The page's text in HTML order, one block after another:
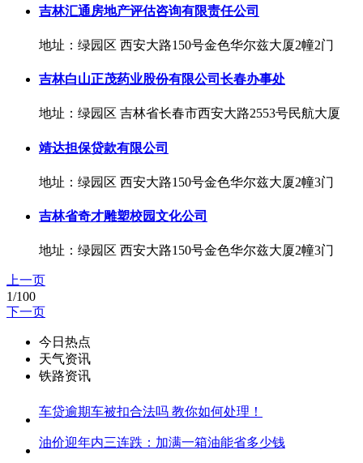
吉林汇通房地产评估咨询有限责任公司
地址：绿园区 西安大路150号金色华尔兹大厦2幢2门
吉林白山正茂药业股份有限公司长春办事处
地址：绿园区 吉林省长春市西安大路2553号民航大厦
靖达担保贷款有限公司
地址：绿园区 西安大路150号金色华尔兹大厦2幢3门
吉林省奇才雕塑校园文化公司
地址：绿园区 西安大路150号金色华尔兹大厦2幢3门
上一页
1/100
下一页
今日热点
天气资讯
铁路资讯
车贷逾期车被扣合法吗 教你如何处理！
油价迎年内三连跌：加满一箱油能省多少钱